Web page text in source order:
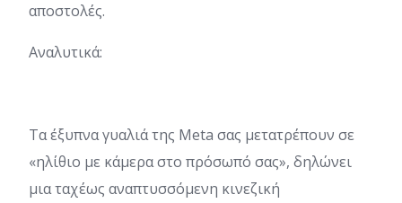
αποστολές.
Αναλυτικά:
Τα έξυπνα γυαλιά της Meta σας μετατρέπουν σε
«ηλίθιο με κάμερα στο πρόσωπό σας», δηλώνει
μια ταχέως αναπτυσσόμενη κινεζική